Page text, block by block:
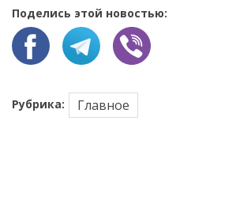
Поделись этой новостью:
Рубрика: Главное